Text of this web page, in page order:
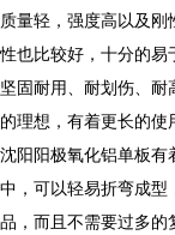
质量轻，强度高以及
性也比较好，十分的
坚固耐用、耐划伤、
的理想，有着更长的使
沈阳阳极氧化铝单板
中，可以轻易折弯成
品，而且不需要过多的